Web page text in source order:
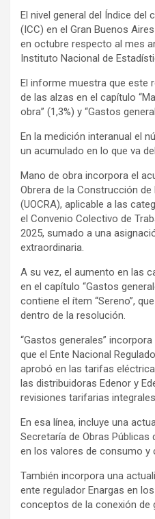
El nivel general del Índice
(ICC) en el Gran Buenos
en octubre respecto al mes
Instituto Nacional de
El informe muestra que este
de las alzas en el capítulo
obra” (1,3%) y “Gastos
En la medición interanual el
un acumulado en lo que va
Mano de obra incorpora el
Obrera de la Construcción de
(UOCRA), aplicable a las
el Convenio Colectivo de
2025, sumado a una
extraordinaria.
A su vez, el aumento en las
en el capítulo “Gastos
contiene el ítem “Sereno”,
dentro de la resolución.
“Gastos generales”
que el Ente Nacional
aprobó en las tarifas
las distribuidoras Edenor y
revisiones tarifarias
En esa línea, incluye una
Secretaría de Obras Públicas
en los valores de consumo y
También incorpora una
ente regulador Enargas en
conceptos de la conexión de